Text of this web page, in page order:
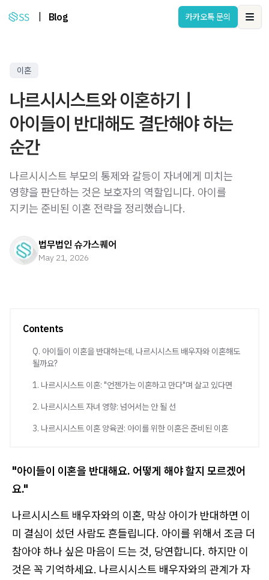
Blog 카카오톡 문의
이혼
나르시시스트와 이혼하기｜
아이들이 반대해도 결단해야 하는
순간
나르시시스트 부모의 통제와 갈등이 자녀에게 미치는
영향을 판단하는 것은 보호자의 역할입니다. 아이를
지키는 준비된 이혼 전략을 정리했습니다.
법무법인 슈가스퀘어
May 21, 2026
Contents
Q. 아이들이 이혼을 반대하는데, 나르시시스트 배우자와 이혼해도
될까요?
1. 나르시시스트 이혼: "언젠가는 이혼하고 만다"며 살고 있다면
2. 나르시시스트 자녀 영향: 넘어서는 안 될 선
3. 나르시시스트 이혼 양육권: 아이를 위한 이혼은 준비된 이혼
"아이들이 이혼을 반대해요. 어떻게 해야 할지 모르겠어
요."
나르시시스트 배우자와의 이혼, 막상 아이가 반대하면 이
미 결심이 섰던 사람도 흔들립니다. 아이를 위해서 조금 더
참아야 하나 싶은 마음이 드는 것, 당연합니다. 하지만 이
것은 꼭 기억하세요. 나르시시스트 배우자와의 관계가 자